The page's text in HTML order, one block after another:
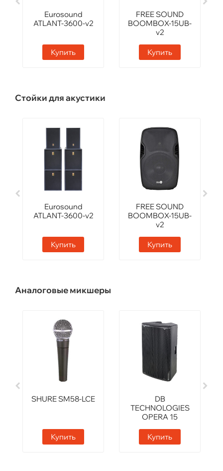
Eurosound
ATLANT-3600-v2
Купить
FREE SOUND
BOOMBOX-15UB-
v2
Купить
Стойки для акустики
Eurosound
ATLANT-3600-v2
Купить
FREE SOUND
BOOMBOX-15UB-
v2
Купить
Аналоговые микшеры
SHURE SM58-LCE
Купить
DB
TECHNOLOGIES
OPERA 15
Купить